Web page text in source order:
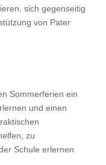
sich gegenseitig
von Pater
Sommerferien ein
und einen
zu
Schule erlernen